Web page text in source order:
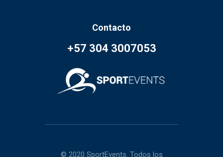
Contacto
+57 304 3007053
© 2020 SportEvents. Todos los